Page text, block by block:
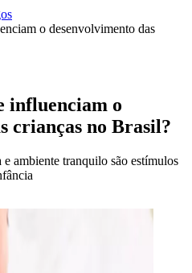
o desenvolvimento das
influenciam o
crianças no Brasil?
ambiente tranquilo são estímulos